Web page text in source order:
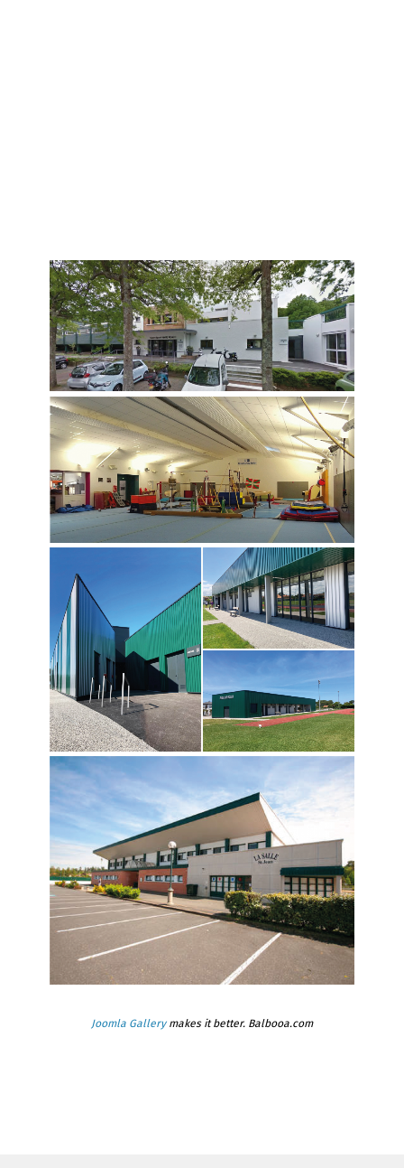
Joomla Gallerymakes it better. Balbooa.com